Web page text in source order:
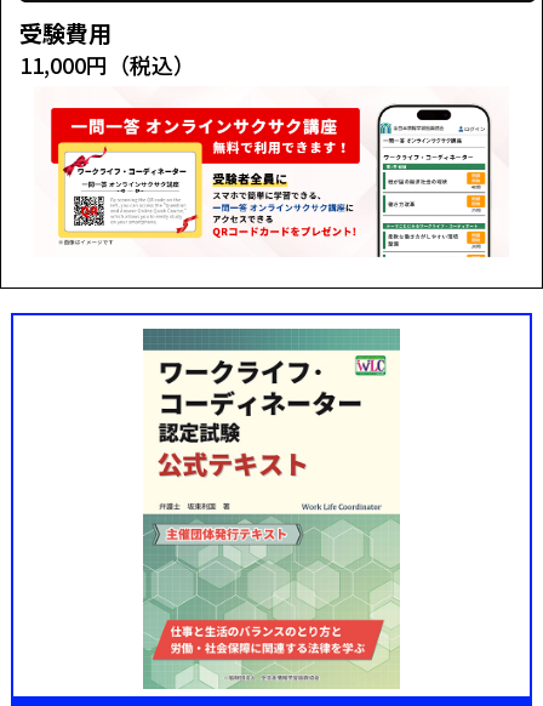
受験費用
11,000円（税込）